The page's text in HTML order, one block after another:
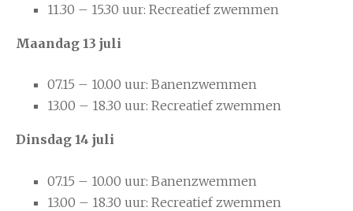
11.30 – 15.30 uur: Recreatief zwemmen
Maandag 13 juli
07.15 – 10.00 uur: Banenzwemmen
13.00 – 18.30 uur: Recreatief zwemmen
Dinsdag 14 juli
07.15 – 10.00 uur: Banenzwemmen
13.00 – 18.30 uur: Recreatief zwemmen